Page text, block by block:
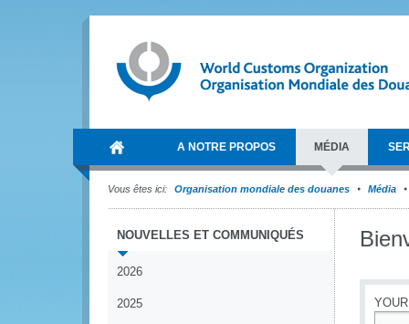
A NOTRE PROPOS MÉDIA
Vous êtes ici: Organisation mondiale des douanes Média
NOUVELLES ET COMMUNIQUÉS
2026
2025